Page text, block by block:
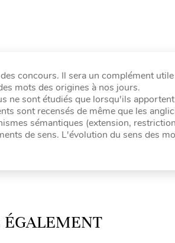
concours. Il sera un complément
mots des origines à nos jours.
ne sont étudiés que lorsqu'ils
sont recensés de même que les
sémantiques (extension,
de sens. L'évolution du sens des
ÉGALEMENT